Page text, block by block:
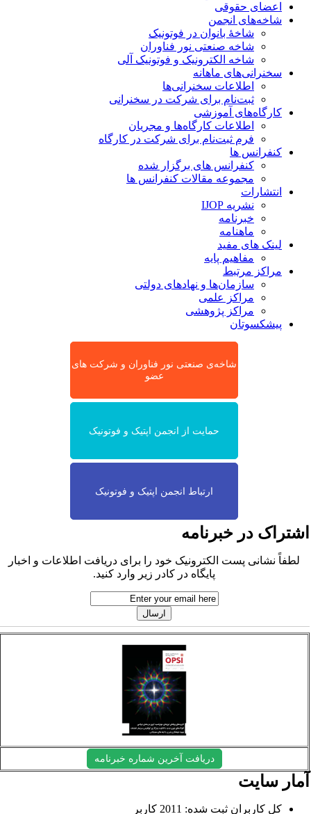
اعضای حقوقی
شاخه‌های انجمن
شاخۀ بانوان در فوتونیک
شاخه صنعتی نور فناوران
شاخه‌ الکترونیک و فوتونیک آلی
سخنرانی‌های ماهانه
اطلاعات سخنرانی‌‌ها
ثبت‌نام برای شرکت در سخنرانی
کارگاه‌های آموزشی
اطلاعات کارگاه‌ها و مجریان
فرم ثبت‌نام برای شرکت در کارگاه
کنفرانس ها
کنفرانس های برگزار شده
مجموعه مقالات کنفرانس ها
انتشارات
نشریه IJOP
خبرنامه
ماهنامه
لینک های مفید
مفاهیم پایه
مراکز مرتبط
سازمان‌ها و نهادهای دولتی
مراکز علمی
مراکز پژوهشی
پیشکسوتان
شاخه‌ی صنعتی نور فناوران و شرکت های
عضو
حمایت از انجمن اپتیک و فوتونیک
ارتباط انجمن اپتیک و فوتونیک
در خبرنامه
لطفاً نشانی پست الکترونیک خود را برای دریافت اطلاعات و اخبار
پایگاه در کادر زیر وارد کنید.
دریافت آخرین شماره خبرنامه
سایت
کل کاربران ثبت شده: 2011 کاربر